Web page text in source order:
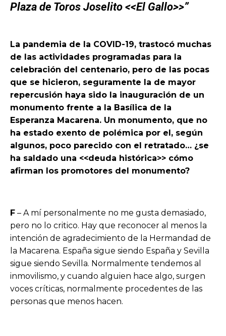
Plaza de Toros Joselito <<El Gallo>>”
La pandemia de la COVID-19, trastocó muchas
de las actividades programadas para la
celebración del centenario, pero de las pocas
que se hicieron, seguramente la de mayor
repercusión haya sido la inauguración de un
monumento frente a la Basílica de la
Esperanza Macarena. Un monumento, que no
ha estado exento de polémica por el, según
algunos, poco parecido con el retratado… ¿se
ha saldado una <<deuda histórica>> cómo
afirman los promotores del monumento?
F – A mí personalmente no me gusta demasiado,
pero no lo critico. Hay que reconocer al menos la
intención de agradecimiento de la Hermandad de
la Macarena. España sigue siendo España y Sevilla
sigue siendo Sevilla. Normalmente tendemos al
inmovilismo, y cuando alguien hace algo, surgen
voces críticas, normalmente procedentes de las
personas que menos hacen.